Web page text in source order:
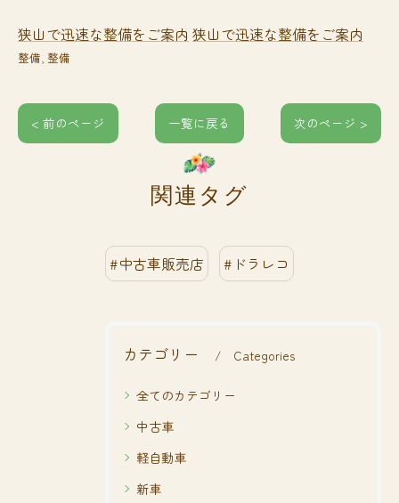
狭山で迅速な整備をご案内 狭山で迅速な整備をご案内
整備 整備
< 前のページ 一覧に戻る 次のページ >
関連タグ
#中古車販売店 #ドラレコ
カテゴリー Categories
全てのカテゴリー
中古車
軽自動車
新車